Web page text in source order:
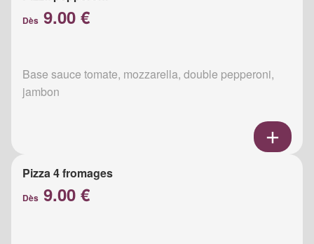
Dès 9.00 €
Base sauce tomate, mozzarella, double pepperoni,
jambon
Pizza 4 fromages
Dès 9.00 €